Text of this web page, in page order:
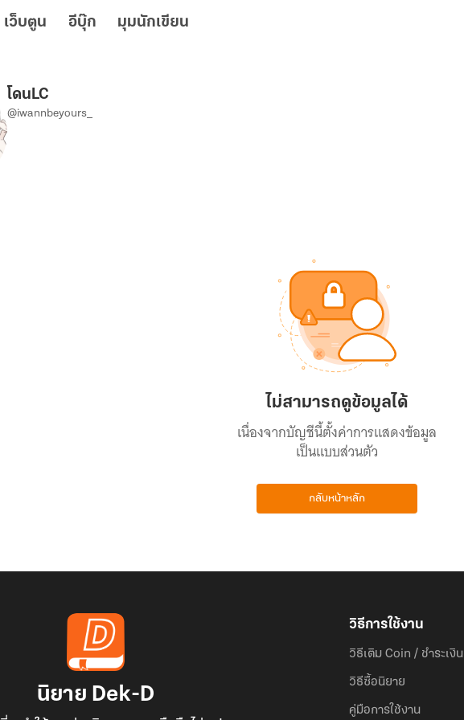
เว็บตูน อีบุ๊ก มุมนักเขียน
โดนLC
@iwannbeyours_
ไม่สามารถดูข้อมูลได้
เนื่องจากบัญชีนี้ตั้งค่าการแสดงข้อมูล
เป็นแบบส่วนตัว
กลับหน้าหลัก
นิยาย Dek-D
วิธีการใช้งาน
วิธีเติม Coin / ชำระเงิน
วิธีซื้อนิยาย
คู่มือการใช้งาน